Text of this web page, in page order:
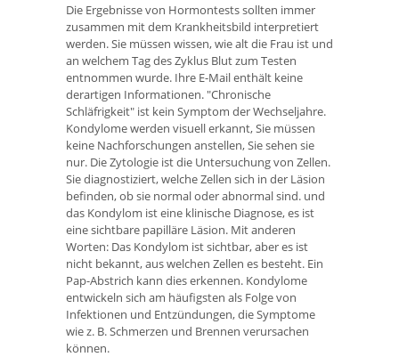
Die Ergebnisse von Hormontests sollten immer
zusammen mit dem Krankheitsbild interpretiert
werden. Sie müssen wissen, wie alt die Frau ist und
an welchem ​​Tag des Zyklus Blut zum Testen
entnommen wurde. Ihre E-Mail enthält keine
derartigen Informationen. "Chronische
Schläfrigkeit" ist kein Symptom der Wechseljahre.
Kondylome werden visuell erkannt, Sie müssen
keine Nachforschungen anstellen, Sie sehen sie
nur. Die Zytologie ist die Untersuchung von Zellen.
Sie diagnostiziert, welche Zellen sich in der Läsion
befinden, ob sie normal oder abnormal sind. und
das Kondylom ist eine klinische Diagnose, es ist
eine sichtbare papilläre Läsion. Mit anderen
Worten: Das Kondylom ist sichtbar, aber es ist
nicht bekannt, aus welchen Zellen es besteht. Ein
Pap-Abstrich kann dies erkennen. Kondylome
entwickeln sich am häufigsten als Folge von
Infektionen und Entzündungen, die Symptome
wie z. B. Schmerzen und Brennen verursachen
können.